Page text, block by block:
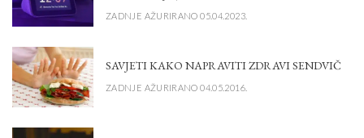
ZADNJE AŽURIRANO 05.04.2023.
SAVJETI KAKO NAPRAVITI ZDRAVI SENDVIČ
ZADNJE AŽURIRANO 04.05.2016.